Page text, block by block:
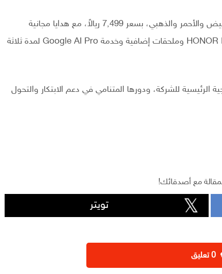
ويتوفر HONOR Magic V6 بأربعة ألوان هي الأسود والأبيض والأحمر والذهبي، بسعر 7,499 ريالاً، مع هدايا مجانية
للمشترين خلال فترة الطلب المسبق تشمل جهاز HONOR Pad X9a وملحقات إضافية وخدمة Google AI Pro لمدة ثلاثة
الرئيسية للشركة، ودورها المتنامي في دعم الابتكار والتحول
مع أصدقائك!
تويتر
‫0 تعليق